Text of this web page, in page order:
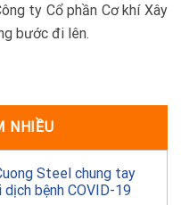
NHIỀU
Steel chung tay
bệnh COVID-19
ty Cổ phần Cơ khí Xây
bước đi lên.